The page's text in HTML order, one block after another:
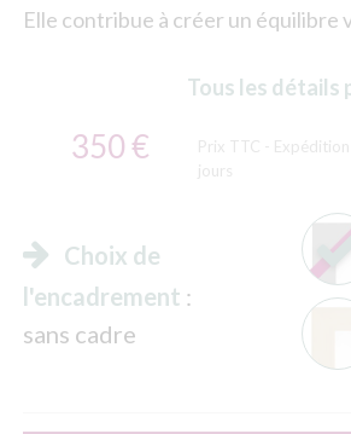
Elle contribue à créer un équilibre
Tous les détails
350 € Prix TTC
-
jours
Choix de
l'encadrement :
sans cadre